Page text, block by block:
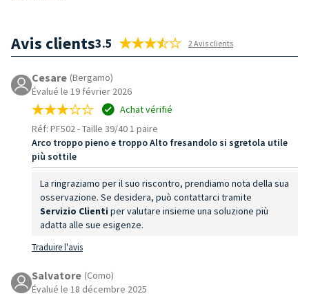
Avis clients3.5 2 Avis clients
Cesare (Bergamo)
Évalué le 19 février 2026
Achat vérifié
Réf: PF502 -Taille 39/40 1 paire
Arco troppo pieno e troppo Alto fresandolo si sgretola utile
più sottile
La ringraziamo per il suo riscontro, prendiamo nota della sua
osservazione. Se desidera, può contattarci tramite
Servizio Clienti per valutare insieme una soluzione più
adatta alle sue esigenze.
Traduire l'avis
Salvatore (Como)
Évalué le 18 décembre 2025